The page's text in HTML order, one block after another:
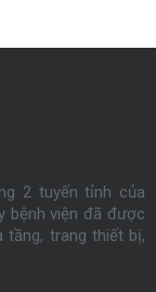
2 tuyến tỉnh của
bệnh viện đã được
trang thiết bị,